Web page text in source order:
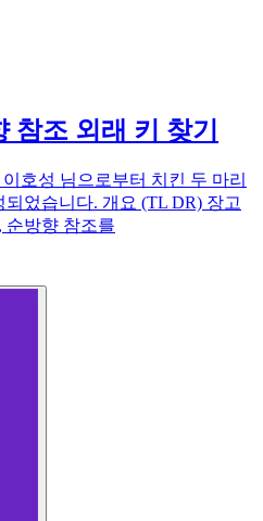
조 외래 키 찾기
호성 님으로부터 치킨 두 마리
었습니다. 개요 (TL DR) 장고
순방향 참조를